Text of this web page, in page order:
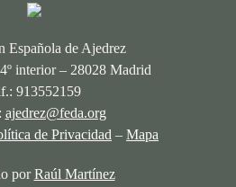
Española de Ajedrez
interior – 28028 Madrid
913552159
ajedrez@feda.org
de Privacidad – Mapa
porRaúl Martínez